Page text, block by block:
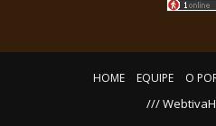
HOME EQUIPE O
///